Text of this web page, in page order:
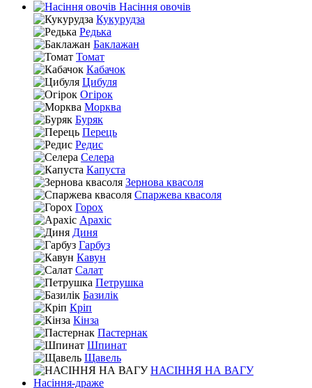
Насіння овочів
Кукурудза
Редька
Баклажан
Томат
Кабачок
Цибуля
Огірок
Морква
Буряк
Перець
Редис
Селера
Капуста
Зернова квасоля
Спаржева квасоля
Горох
Арахіс
Диня
Гарбуз
Кавун
Салат
Петрушка
Базилік
Кріп
Кінза
Пастернак
Шпинат
Щавель
НАСІННЯ НА ВАГУ
Насіння-драже